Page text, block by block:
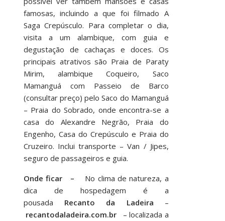
famosas, incluindo a que foi filmado A
Saga Crepúsculo. Para completar o dia,
visita a um alambique, com guia e
degustação de cachaças e doces. Os
principais atrativos são Praia de Paraty
Mirim, alambique Coqueiro, Saco
Mamanguá com Passeio de Barco
(consultar preço) pelo Saco do Mamanguá
– Praia do Sobrado, onde encontra-se a
casa do Alexandre Negrão, Praia do
Engenho, Casa do Crepúsculo e Praia do
Cruzeiro. Inclui transporte – Van / Jipes,
seguro de passageiros e guia.
Onde ficar – No clima de natureza, a
dica de hospedagem é a
pousada Recanto da Ladeira –
recantodaladeira.com.br – localizada a